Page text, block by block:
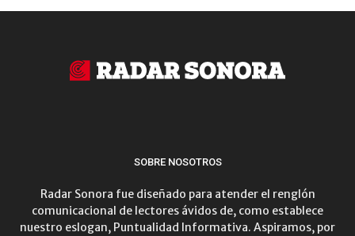
SOBRE NOSOTROS
Radar Sonora fue diseñado para atender el renglón
comunicacional de lectores ávidos de, como establece
nuestro eslogan, Puntualidad Informativa. Aspiramos, por